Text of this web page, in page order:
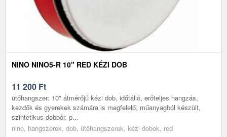
NINO NINO5-R 10" RED KÉZI DOB
11 200 Ft
ütőhangszer: 10" átmérőjű kézi dob, időtálló, erőteljes hangzás,
kezdők és gyerekek számára is megfelelő, műanyagból készült,
szintetikus dobbőr, p...
nino, hangszerek, dob, ütőhangszerek, kézi dobok, red